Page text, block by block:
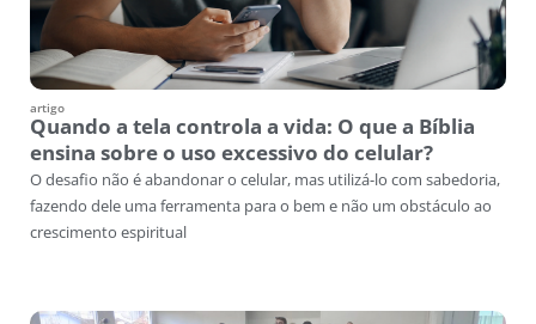
artigo
Quando a tela controla a vida: O que a Bíblia
ensina sobre o uso excessivo do celular?
O desafio não é abandonar o celular, mas utilizá-lo com sabedoria,
fazendo dele uma ferramenta para o bem e não um obstáculo ao
crescimento espiritual